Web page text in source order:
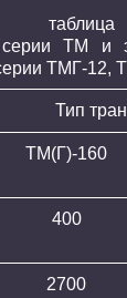
ТМ и
ТМГ-12,
Тип
ТМ(Г)-160
400
2700